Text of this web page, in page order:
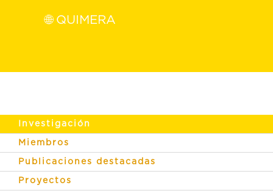
🌐 QUIMERA
Investigación
Miembros
Publicaciones destacadas
Proyectos